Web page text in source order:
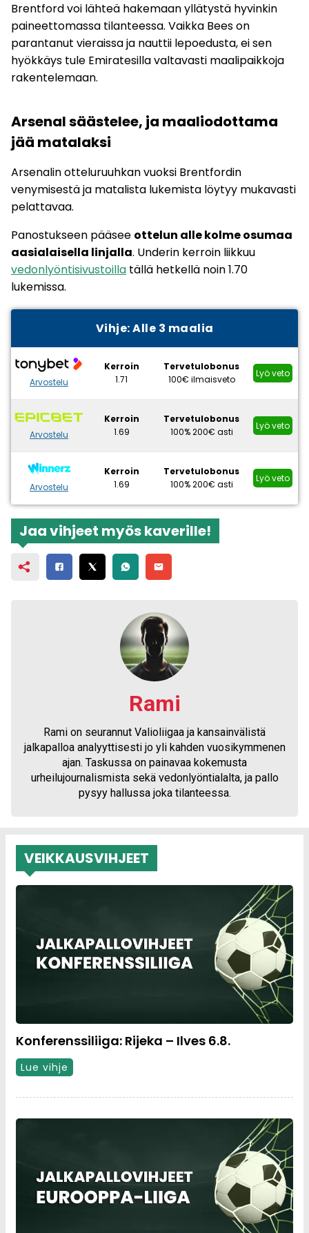
Brentford voi lähteä hakemaan yllätystä hyvinkin
paineettomassa tilanteessa. Vaikka Bees on
parantanut vieraissa ja nauttii lepoedusta, ei sen
hyökkäys tule Emiratesilla valtavasti maalipaikkoja
rakentelemaan.
Arsenal säästelee, ja maaliodottama
jää matalaksi
Arsenalin otteluruuhkan vuoksi Brentfordin
venymisestä ja matalista lukemista löytyy mukavasti
pelattavaa.
Panostukseen pääsee ottelun alle kolme osumaa
aasialaisella linjalla. Underin kerroin liikkuu
vedonlyöntisivustoilla tällä hetkellä noin 1.70
lukemissa.
Vihje: Alle 3 maalia
Arvostelu
Kerroin
1.71
Tervetulobonus
100€ ilmaisveto
Lyö veto
Arvostelu
Kerroin
1.69
Tervetulobonus
100% 200€ asti
Lyö veto
Arvostelu
Kerroin
1.69
Tervetulobonus
100% 200€ asti
Lyö veto
Jaa vihjeet myös kaverille!
Rami
Rami on seurannut Valioliigaa ja kansainvälistä
jalkapalloa analyyttisesti jo yli kahden vuosikymmenen
ajan. Taskussa on painavaa kokemusta
urheilujournalismista sekä vedonlyöntialalta, ja pallo
pysyy hallussa joka tilanteessa.
VEIKKAUSVIHJEET
Konferenssiliiga: Rijeka – Ilves 6.8.
Lue vihje